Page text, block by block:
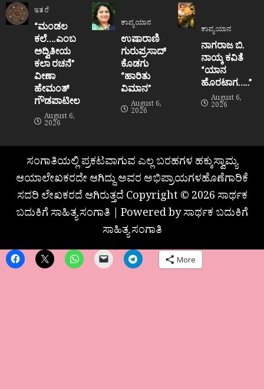
ಇತರೆ
“ಮಂಡಲ
ಕಲೆ….ಎಂಬ
ಅದ್ವಿತೀಯ
ಕಲಾ ರಚನೆ”‌
ವೀಣಾ
ಹೇಮಂತ್‌
ಗೌಡಪಾಟೀಲ
August 6,
2026
ಕಾವ್ಯಯಾನ
ಉಷಾರಾಣಿ
ಗುರುಪ್ರಸಾದ್
ಕೊಡಗು
“ಹಾರಿತು
ವಿಮಾನ”
August 6,
2026
ಕಾವ್ಯಯಾನ
ನಾಗರಾಜ ಬಿ.
ನಾಯ್ಕ ಕವಿತೆ
“ಯಾನ
ಹೊರಟಾಗ…..”
August 6,
2026
ಸಂಗಾತಿಯಲ್ಲಿ ಪ್ರಕಟವಾಗುವ ಎಲ್ಲ ಬರಹಗಳ ಹಕ್ಕುಸ್ವಾಮ್ಯ
ಆಯಾಲೇಖಕರದೇ ಆಗಿದ್ದು ಅವರ ಅಭಿಪ್ರಾಯಗಳಹೊಣೆಗಾರಿಕೆ
ಸದರಿ ಲೇಖಕರದೆ ಆಗಿರುತ್ತದೆ Copyright © 2026 ಸಾರ್ಥಕ
ಬದುಕಿಗೆ ಸಾಹಿತ್ಯ ಸಂಗಾತಿ | Powered by ಸಾರ್ಥಕ ಬದುಕಿಗೆ
ಸಾಹಿತ್ಯ ಸಂಗಾತಿ
More